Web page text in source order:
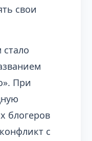
свои
При
блогеров
с